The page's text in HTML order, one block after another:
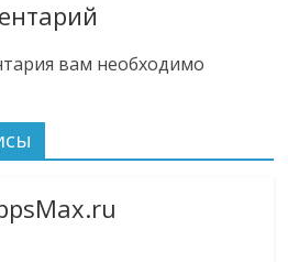
вам необходимо